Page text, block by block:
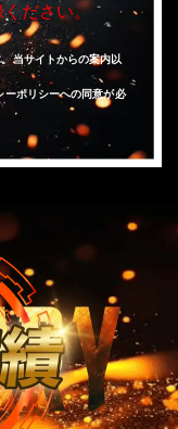
ださい。
当サイトからの案内以
ポリシーへの同意が必